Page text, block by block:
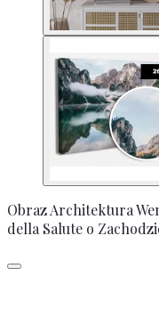
Obraz Architektura
della Salute o